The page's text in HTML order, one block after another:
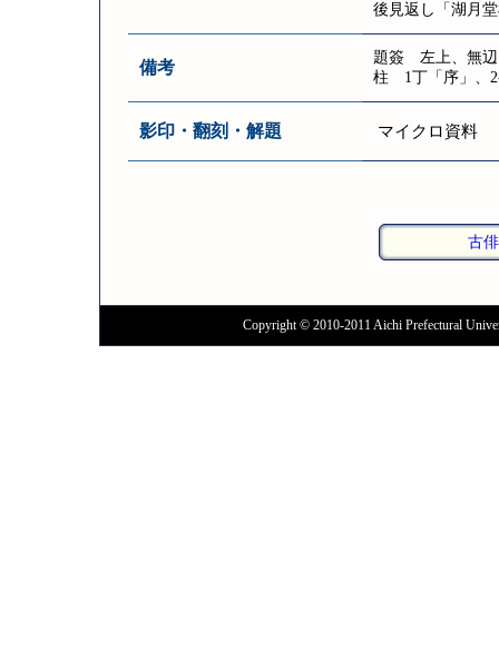
後見返し「湖月
備考
題簽 左上、無辺
柱 1丁「序」、
影印・翻刻・解題 マイクロ資料
古
Copyright © 2010-2011 Aichi Prefectural